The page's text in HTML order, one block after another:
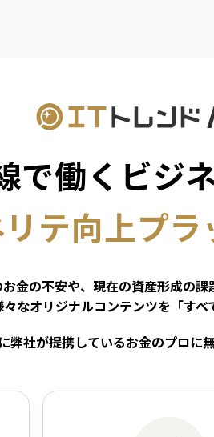
で働くビジ
テ向上プ
金の不安や、現在の資産形成の
なオリジナルコンテンツを「すべ
弊社が提携しているお金のプロに